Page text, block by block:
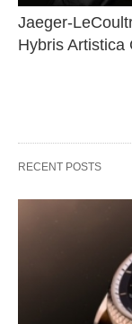
Jaeger-
Hybris Artistica
RECENT POSTS